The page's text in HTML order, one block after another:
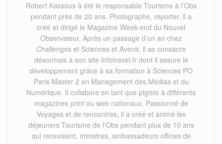
Robert Kassous à été le responsable Tourisme à l’Obs
pendant près de 20 ans. Photographe, reporter, il a
créé et dirigé le Magazine Week-end du Nouvel
Observateur. Après un passage d’un an chez
Challenges et Sciences et Avenir, il se consacre
désormais à son site Infotravel.fr dont il assure le
développement grâce à sa formation à Sciences PO
Paris Master 2 en Management des Médias et du
Numérique. Il collabore en tant que pigiste à différents
magazines print ou web nationaux. Passionné de
Voyages et de rencontres, il a créé et animé les
déjeuners Tourisme de l'Obs pendant plus de 10 ans
qui recevaient, ministres, ambassadeurs offices de